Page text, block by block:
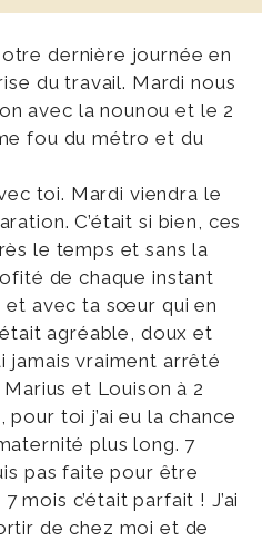
dernière journée en
du travail. Mardi nous
avec la nounou et le 2
fou du métro et du
toi. Mardi viendra le
C’était si bien, ces
le temps et sans la
de chaque instant
avec ta sœur qui en
agréable, doux et
jamais vraiment arrêté
Marius et Louison à 2
toi j’ai eu la chance
plus long. 7
pas faite pour être
mois c’était parfait ! J’ai
de chez moi et de